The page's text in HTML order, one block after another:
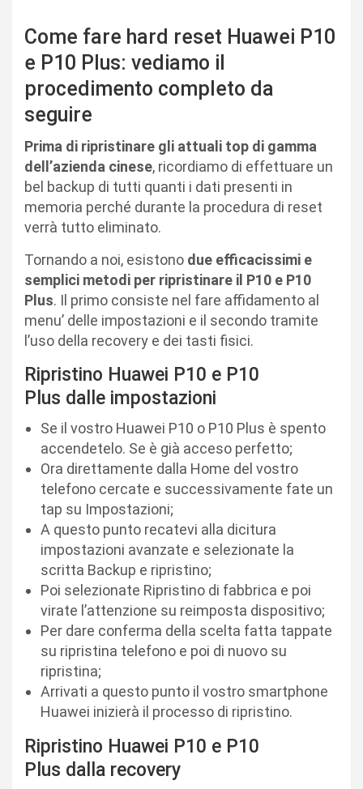
Come fare hard reset Huawei P10
e P10 Plus: vediamo il
procedimento completo da
seguire
Prima di ripristinare gli attuali top di gamma
dell’azienda cinese, ricordiamo di effettuare un
bel backup di tutti quanti i dati presenti in
memoria perché durante la procedura di reset
verrà tutto eliminato.
Tornando a noi, esistono due efficacissimi e
semplici metodi per ripristinare il P10 e P10
Plus. Il primo consiste nel fare affidamento al
menu’ delle impostazioni e il secondo tramite
l’uso della recovery e dei tasti fisici.
Ripristino Huawei P10 e P10
Plus dalle impostazioni
Se il vostro Huawei P10 o P10 Plus è spento
accendetelo. Se è già acceso perfetto;
Ora direttamente dalla Home del vostro
telefono cercate e successivamente fate un
tap su Impostazioni;
A questo punto recatevi alla dicitura
impostazioni avanzate e selezionate la
scritta Backup e ripristino;
Poi selezionate Ripristino di fabbrica e poi
virate l’attenzione su reimposta dispositivo;
Per dare conferma della scelta fatta tappate
su ripristina telefono e poi di nuovo su
ripristina;
Arrivati a questo punto il vostro smartphone
Huawei inizierà il processo di ripristino.
Ripristino Huawei P10 e P10
Plus dalla recovery